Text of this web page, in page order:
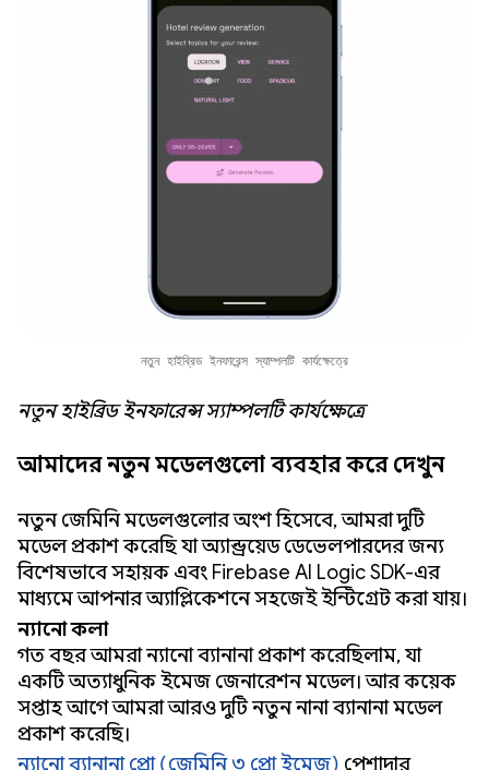
নতুন হাইব্রিড ইনফারেন্স স্যাম্পলটি কার্যক্ষেত্রে
নতুন হাইব্রিড ইনফারেন্স স্যাম্পলটি কার্যক্ষেত্রে
আমাদের নতুন মডেলগুলো ব্যবহার করে দেখুন
নতুন জেমিনি মডেলগুলোর অংশ হিসেবে, আমরা দুটি
মডেল প্রকাশ করেছি যা অ্যান্ড্রয়েড ডেভেলপারদের জন্য
বিশেষভাবে সহায়ক এবং Firebase AI Logic SDK-এর
মাধ্যমে আপনার অ্যাপ্লিকেশনে সহজেই ইন্টিগ্রেট করা যায়।
ন্যানো কলা
গত বছর আমরা ন্যানো ব্যানানা প্রকাশ করেছিলাম, যা
একটি অত্যাধুনিক ইমেজ জেনারেশন মডেল। আর কয়েক
সপ্তাহ আগে আমরা আরও দুটি নতুন নানা ব্যানানা মডেল
প্রকাশ করেছি।
ন্যানো ব্যানানা প্রো (জেমিনি ৩ প্রো ইমেজ) পেশাদার